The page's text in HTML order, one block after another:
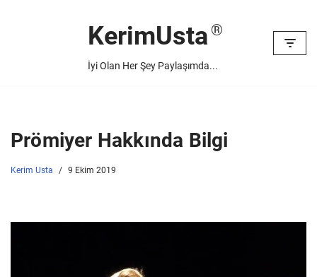
KerimUsta
İyi Olan Her Şey Paylaşımda...
Prömiyer Hakkında Bilgi
Kerim Usta 9 Ekim 2019